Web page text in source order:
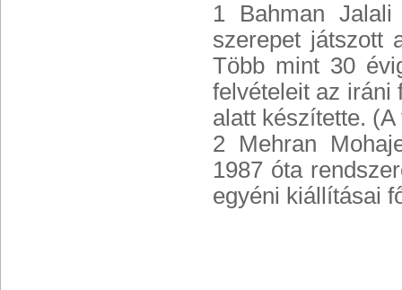
1 Bahman
szerepet játszott
Több mint 30
felvételeit az iráni
alatt készítette. (A
2 Mehran
1987 óta
egyéni kiállításai